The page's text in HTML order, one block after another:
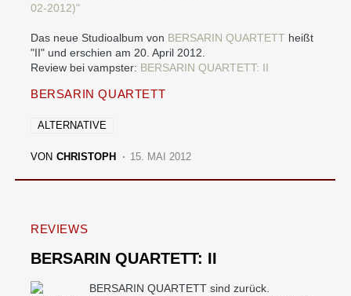
02-2012)"
Das neue Studioalbum von BERSARIN QUARTETT heißt
"II" und erschien am 20. April 2012.
Review bei vampster: BERSARIN QUARTETT: II
BERSARIN QUARTETT
ALTERNATIVE
VON CHRISTOPH 15. MAI 2012
REVIEWS
BERSARIN QUARTETT: II
BERSARIN QUARTETT sind zurück.